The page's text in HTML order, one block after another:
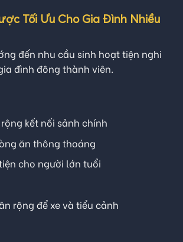
Tối Ưu Cho Gia Đình Nhiều
đến nhu cầu sinh hoạt tiện nghi
đình đông thành viên.
kết nối sảnh chính
ăn thông thoáng
cho người lớn tuổi
rộng để xe và tiểu cảnh